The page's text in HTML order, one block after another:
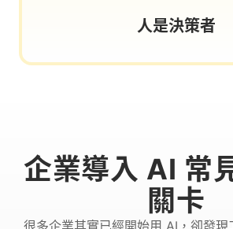
人是決策者
企業導入 AI 常
關卡